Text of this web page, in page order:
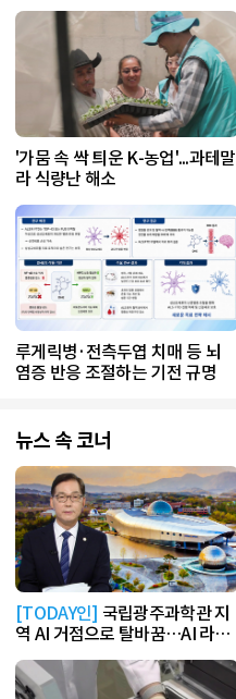
'가뭄 속 싹 틔운 K-농업'...과테말
라 식량난 해소
루게릭병·전측두엽 치매 등 뇌
염증 반응 조절하는 기전 규명
뉴스 속 코너
[TODAY인] 국립광주과학관 지
역 AI 거점으로 탈바꿈…AI 라운